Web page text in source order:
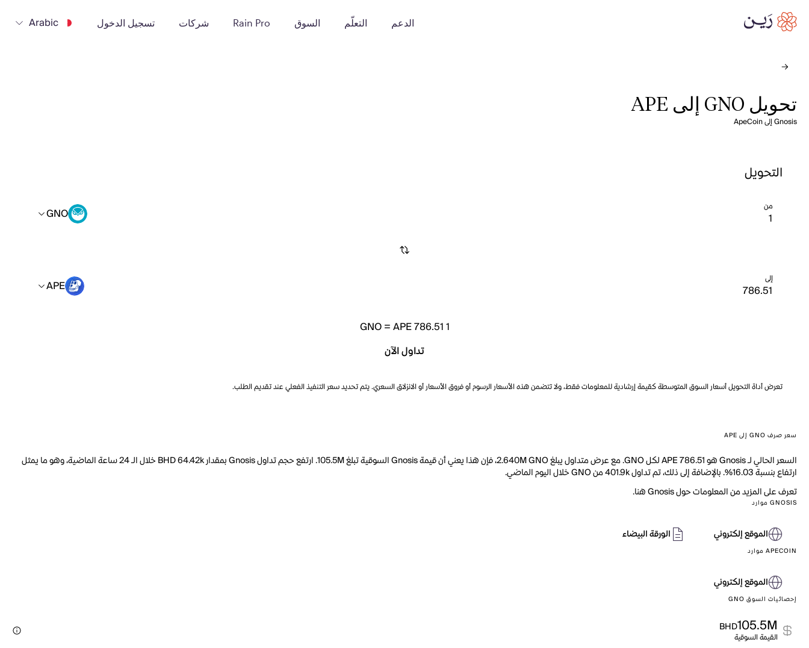
الدعم التعلّم السوق Rain Pro شركات تسجيل الدخول Arabic
تحويل GNO إلى APE
Gnosis إلى ApeCoin
التحويل
من GNO
إلى APE
1
GNO=APE 786.51
تداول الآن
تعرض أداة التحويل أسعار السوق المتوسطة كقيمة إرشادية للمعلومات فقط، ولا تتضمن هذه الأسعار الرسوم أو فروق الأسعار أو الانزلاق السعري. يتم تحديد سعر التنفيذ الفعلي عند تقديم الطلب.
سعر صرف GNO إلى APE
السعر الحالي لـ Gnosis هو APE 786.51 لكل GNO. مع عرض متداول يبلغ 2.640M GNO، فإن هذا يعني أن قيمة Gnosis السوقية تبلغ 105.5M. ارتفع حجم تداول Gnosis بمقدار BHD 64.42k خلال الـ 24 ساعة الماضية، وهو ما يمثل
ارتفاع بنسبة 16.03%. بالإضافة إلى ذلك، تم تداول 401.9k من GNO خلال اليوم الماضي.
تعرف على المزيد من المعلومات حول Gnosis هنا.
GNOSIS موارد
الموقع إلكتروني الورقة البيضاء
APECOIN موارد
الموقع إلكتروني
إحصائيات السوق GNO
105.5M
BHD
القيمة السوقية